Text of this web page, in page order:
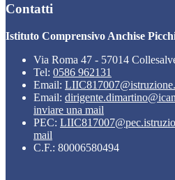
Contatti
Istituto Comprensivo Anchise
Via Roma 47 - 57014
Tel: 0586 962131
Email:
Email:
inviare una mail
PEC:
mail
C.F.: 80006580494